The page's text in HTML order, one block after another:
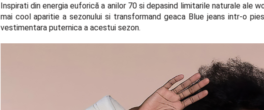
Inspirati din energia euforică a anilor 70 si depasind limitarile naturale ale
mai cool aparitie a sezonului si transformand geaca Blue jeans intr-o
vestimentara puternica a acestui sezon.